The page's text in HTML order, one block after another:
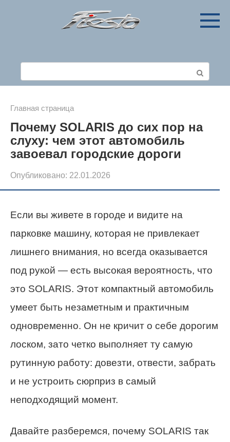
Главная страница
Почему SOLARIS до сих пор на
слуху: чем этот автомобиль
завоевал городские дороги
Опубликовано: 22.01.2026
Если вы живете в городе и видите на
парковке машину, которая не привлекает
лишнего внимания, но всегда оказывается
под рукой — есть высокая вероятность, что
это SOLARIS. Этот компактный автомобиль
умеет быть незаметным и практичным
одновременно. Он не кричит о себе дорогим
лоском, зато четко выполняет ту самую
рутинную работу: довезти, отвести, забрать
и не устроить сюрприз в самый
неподходящий момент.
Давайте разберемся, почему SOLARIS так